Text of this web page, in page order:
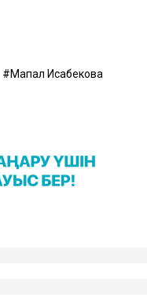
Мақпал Исабекова